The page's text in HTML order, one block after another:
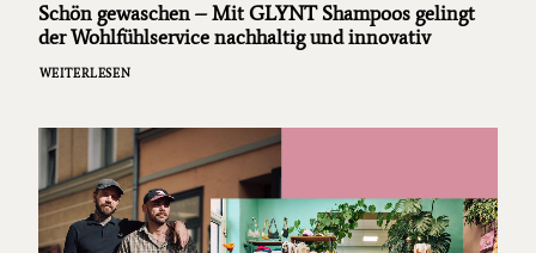
Schön gewaschen – Mit GLYNT Shampoos gelingt
der Wohlfühlservice nachhaltig und innovativ
WEITERLESEN